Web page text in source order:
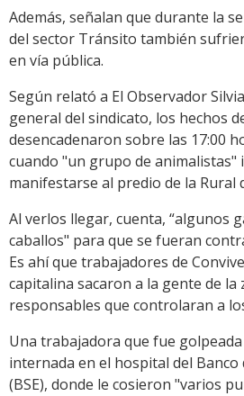
Además, señalan que durante la
del sector Tránsito también
en vía pública.
Según relató a El Observador
general del sindicato, los hechos
desencadenaron sobre las 17:00
cuando "un grupo de animalistas"
manifestarse al predio de la Rural
Al verlos llegar, cuenta, “algunos
caballos" para que se fueran
Es ahí que trabajadores de
capitalina sacaron a la gente de la
responsables que controlaran a
Una trabajadora que fue
internada en el hospital del Banco
(BSE), donde le cosieron "varios